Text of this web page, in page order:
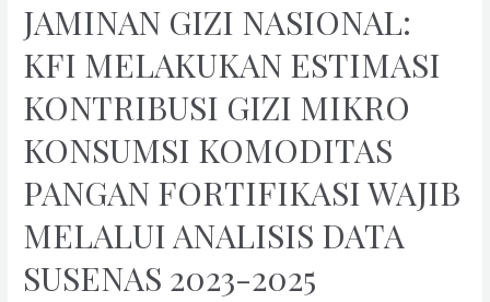
JAMINAN GIZI NASIONAL:
KFI MELAKUKAN ESTIMASI
KONTRIBUSI GIZI MIKRO
KONSUMSI KOMODITAS
PANGAN FORTIFIKASI WAJIB
MELALUI ANALISIS DATA
SUSENAS 2023-2025